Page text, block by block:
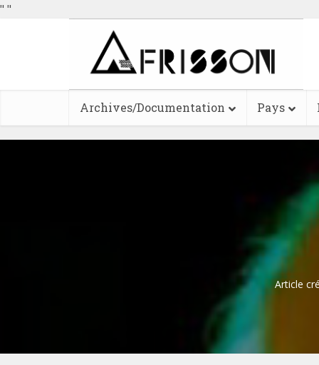
" "
Archives/Documentation Pays
Article